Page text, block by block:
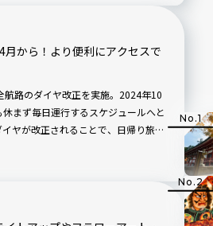
月から！より便利にアクセスで
路のダイヤ改正を実施。2024年10
まず毎日運行するスケジュールへと
ヤが改正されることで、日帰り旅行